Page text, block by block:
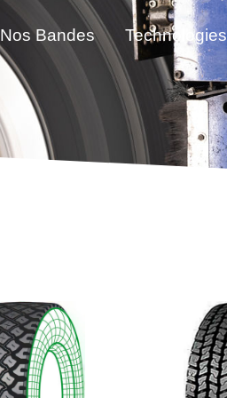
Nos Bandes Technologies